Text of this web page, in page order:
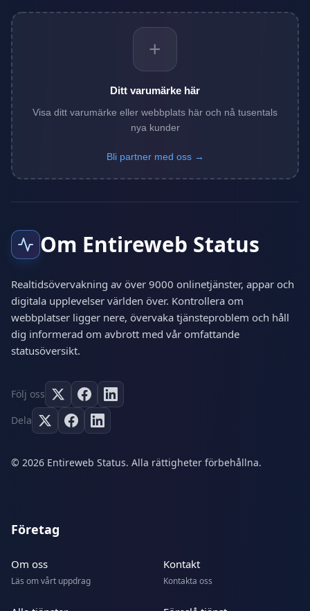
+
Ditt varumärke här
Visa ditt varumärke eller webbplats här och nå tusentals
nya kunder
Bli partner med oss →
Om Entireweb Status
Realtidsövervakning av över 9000 onlinetjänster, appar och
digitala upplevelser världen över. Kontrollera om
webbplatser ligger nere, övervaka tjänsteproblem och håll
dig informerad om avbrott med vår omfattande
statusöversikt.
Följ oss
Dela
© 2026 Entireweb Status. Alla rättigheter förbehållna.
Företag
Om oss
Läs om vårt uppdrag
Kontakt
Kontakta oss